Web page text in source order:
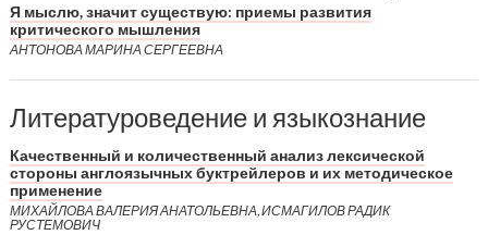
Я мыслю, значит существую: приемы развития
критического мышления
АНТОНОВА МАРИНА СЕРГЕЕВНА
Литературоведение и языкознание
Качественный и количественный анализ лексической
стороны англоязычных буктрейлеров и их методическое
применение
МИХАЙЛОВА ВАЛЕРИЯ АНАТОЛЬЕВНА, ИСМАГИЛОВ РАДИК
РУСТЕМОВИЧ